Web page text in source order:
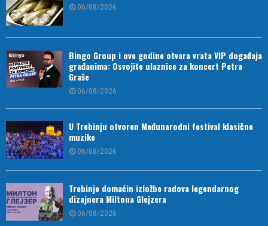
06/08/2026
Bingo Group i ove godine otvara vrata VIP događaja
građanima: Osvojite ulaznice za koncert Petra
Graše
06/08/2026
U Trebinju otvoren Međunarodni festival klasične
muzike
06/08/2026
Trebinje domaćin izložbe radova legendarnog
dizajnera Miltona Glejzera
06/08/2026